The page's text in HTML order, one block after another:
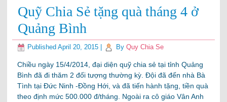
Quỹ Chia Sẻ tặng quà tháng 4 ở
Quảng Bình
Published April 20, 2015 By Quy Chia Se
Chiều ngày 15/4/2014, đại diện quỹ chia sẻ tại tỉnh Quảng
Bình đã đi thăm 2 đối tượng thường kỳ. Đội đã đến nhà Bà
Tình tại Đức Ninh -Đồng Hới, và đã tiến hành tặng, tiền quà
theo định mức 500.000 đ/tháng. Ngoài ra cô giáo Vân Anh